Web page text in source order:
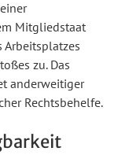
Mitgliedstaat
zu. Das
anderweitiger
Rechtsbehelfe.